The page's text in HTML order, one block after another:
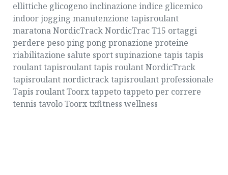
ellittiche glicogenoinclinazione indice glicemico
indoorjogging manutenzione tapisroulant
maratonaNordicTrackNordicTrac T15 ortaggi
perdere pesoping pong pronazione proteine
riabilitazione salute sport supinazione tapis tapis
roulanttapisroulanttapis roulant NordicTrack
tapisroulant nordictracktapisroulant professionale
Tapis roulant Toorxtappetotappeto per correre
tennis tavoloToorxtxfitness wellness